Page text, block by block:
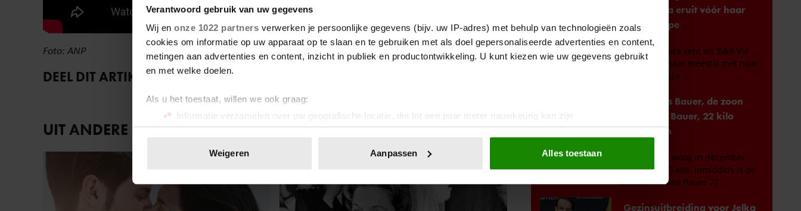
Verantwoord gebruik van uw gegevens
Wij en onze 1022 partners verwerken je persoonlijke gegevens (bijv. uw IP-adres) met behulp van technologieën zoals
cookies om informatie op uw apparaat op te slaan en te gebruiken met als doel gepersonaliseerde advertenties en content,
metingen aan advertenties en content, inzicht in publiek en productontwikkeling. U kunt kiezen wie uw gegevens gebruikt
en met welke doelen.
Als u het toestaat, willen we ook graag:
Informatie verzamelen over uw geografische locatie, die tot een paar meter nauwkeurig kan zijn
Uw apparaat identificeren door het actief te scannen op specifieke eigenschappen (fingerprinting)
toestemming op elk moment wijzigen of intrekken in de Cookieverklaring.
We gebruiken cookies om content en advertenties te personaliseren, om functies voor social media te bieden en om ons
websiteverkeer te analyseren. Ook delen we informatie over uw gebruik van onze site met onze partners voor social
Weigeren Aanpassen Alles toestaan
Foto: ANP
DEEL DIT ARTIKEL OP SOCIAL MEDIA!
UIT ANDERE MEDIA
Vriendin